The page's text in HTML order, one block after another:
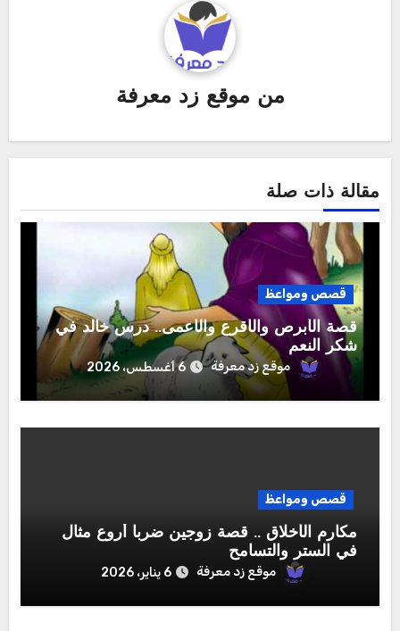
من موقع زد معرفة
مقالة ذات صلة
قصص ومواعظ
قصة الأبرص والأقرع والأعمى.. درس خالد في
شكر النعم
موقع زد معرفة 6 أغسطس، 2026
قصص ومواعظ
مكارم الأخلاق .. قصة زوجين ضربا أروع مثال
في الستر والتسامح
موقع زد معرفة 6 يناير، 2026